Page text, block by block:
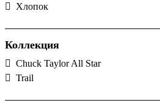
Хлопок
Коллекция
Chuck Taylor All Star
Trail